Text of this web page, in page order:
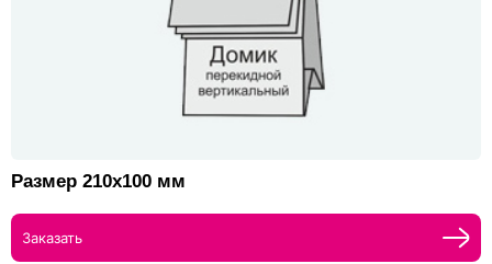
Размер 210х100 мм
Заказать